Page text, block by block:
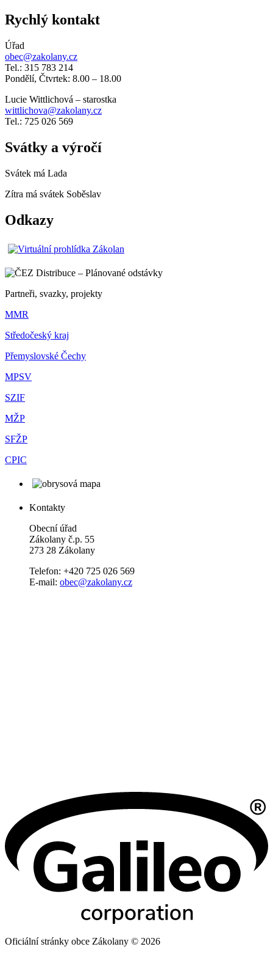
Rychlý kontakt
Úřad
obec@zakolany.cz
Tel.: 315 783 214
Pondělí, Čtvrtek: 8.00 – 18.00
Lucie Wittlichová – starostka
wittlichova@zakolany.cz
Tel.: 725 026 569
Svátky a výročí
Svátek má Lada
Zítra má svátek Soběslav
Odkazy
Partneři, svazky, projekty
MMR
Středočeský kraj
Přemyslovské Čechy
MPSV
SZIF
MŽP
SFŽP
CPIC
Kontakty
Obecní úřad
Zákolany č.p. 55
273 28 Zákolany
Telefon: +420 725 026 569
E-mail: obec@zakolany.cz
Oficiální stránky obce Zákolany © 2026